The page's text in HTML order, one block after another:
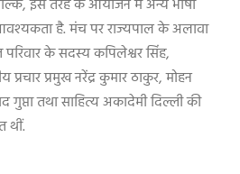
बल्कि, इस तरह के आयोजन में अन्य भाषा
है. मंच पर राज्यपाल के अलावा
के सदस्य कपिलेश्वर सिंह,
प्रमुख नरेंद्र कुमार ठाकुर, मोहन
गुप्ता तथा साहित्य अकादेमी दिल्ली की
थीं.